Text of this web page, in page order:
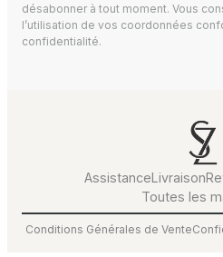
désabonner à tout moment. Vous
l’utilisation de vos coordonnées
confidentialité.
AssistanceLivraison
Toutes les
Conditions Générales de Vente